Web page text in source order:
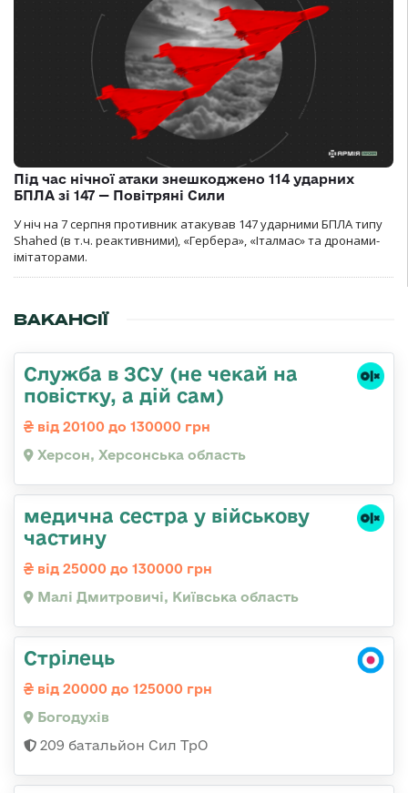
Під час нічної атаки знешкоджено 114 ударних
БПЛА зі 147 — Повітряні Сили
У ніч на 7 серпня противник атакував 147 ударними БПЛА типу
Shahed (в т.ч. реактивними), «Гербера», «Італмас» та дронами-
імітаторами.
ВАКАНСІЇ
Служба в ЗСУ (не чекай на
повістку, а дій сам)
від 20100 до 130000 грн
Херсон, Херсонська область
медична сестра у військову
частину
від 25000 до 130000 грн
Малі Дмитровичі, Київська область
Стрілець
від 20000 до 125000 грн
Богодухів
209 батальйон Сил ТрО